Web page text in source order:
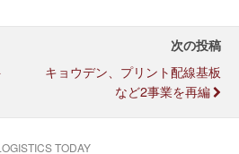
次の投稿
キョウデン、プリント配線基板
など2事業を再編
TODAY